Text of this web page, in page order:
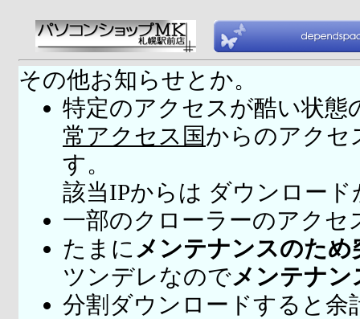
その他お知らせとか。
特定のアクセスが酷い状態
常アクセス国からのアクセ
す。
該当IPからは ダウンロー
一部のクローラーのアクセ
たまに メンテナンスのため
ツンデレなのでメンテナ
分割ダウンロードすると余